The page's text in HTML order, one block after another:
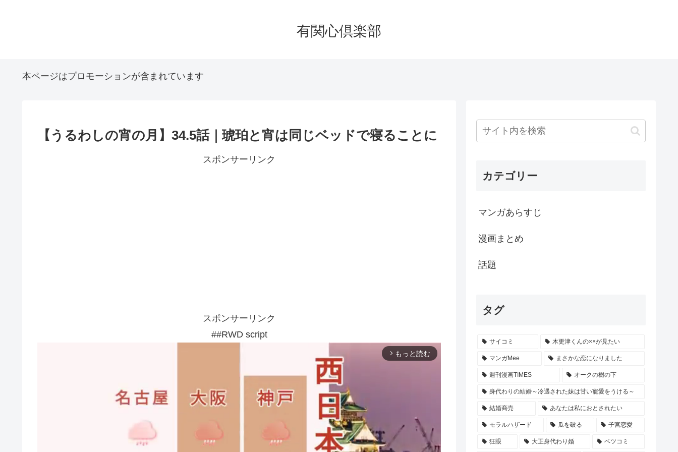
有関心倶楽部
本ページはプロモーションが含まれています
【うるわしの宵の月】34.5話｜琥珀と宵は同じベッドで寝ることに
スポンサーリンク
スポンサーリンク
##RWD script
arrow_forward_ios もっと読む
カテゴリー
マンガあらすじ
漫画まとめ
話題
タグ
サイコミ 木更津くんの××が見たい
マンガMee まさかな恋になりました
週刊漫画TIMES オークの樹の下
身代わりの結婚～冷遇された妹は甘い寵愛をうける～
結婚商売 あなたは私におとされたい
モラルハザード 瓜を破る 子宮恋愛
狂眼 大正身代わり婚 ベツコミ